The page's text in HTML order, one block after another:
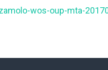
wos-oup-mta-